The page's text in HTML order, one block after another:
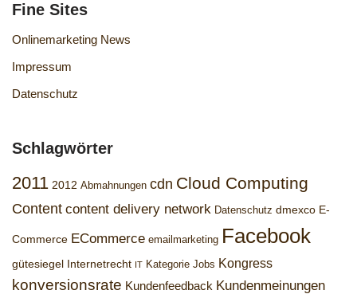
Fine Sites
Onlinemarketing News
Impressum
Datenschutz
Schlagwörter
2011 2012 Abmahnungen cdn Cloud Computing
Content content delivery network Datenschutz dmexco E-
Commerce ECommerce emailmarketing Facebook
gütesiegel Internetrecht IT Kategorie Jobs Kongress
konversionsrate Kundenfeedback Kundenmeinungen